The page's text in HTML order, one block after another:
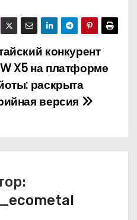
конкурент
X5 на платформе
раскрыта
версия